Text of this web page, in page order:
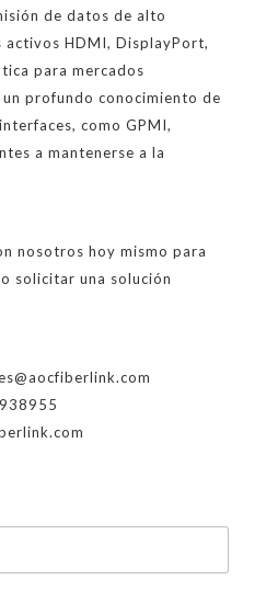
de datos de alto
activos HDMI, DisplayPort,
para mercados
profundo conocimiento de
como GPMI,
a mantenerse a la
nosotros hoy mismo para
solicitar una solución